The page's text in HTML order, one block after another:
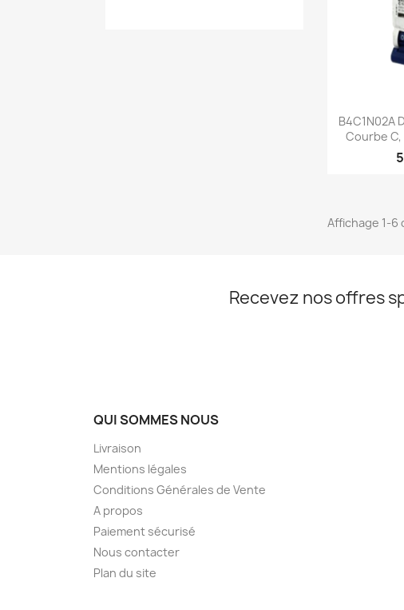

B4C1N02A
Courbe C,
Affichage 1-6
Recevez nos offres
QUI SOMMES NOUS
Livraison
Mentions légales
Conditions Générales de Vente
A propos
Paiement sécurisé
Nous contacter
Plan du site